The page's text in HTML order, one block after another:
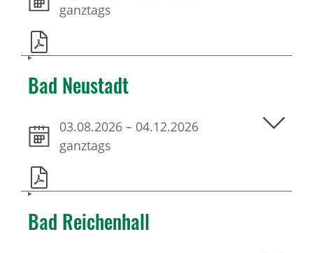
ganztags
Bad Neustadt
03.08.2026 – 04.12.2026
ganztags
Bad Reichenhall